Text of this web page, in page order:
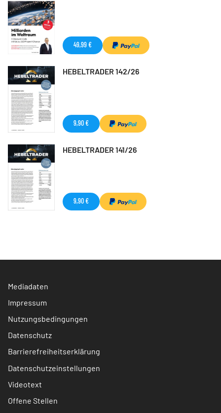
49,99 €
HEBELTRADER 142/26
9,90 €
HEBELTRADER 141/26
9,90 €
Mediadaten
Impressum
Nutzungsbedingungen
Datenschutz
Barrierefreiheitserklärung
Datenschutzeinstellungen
Videotext
Offene Stellen